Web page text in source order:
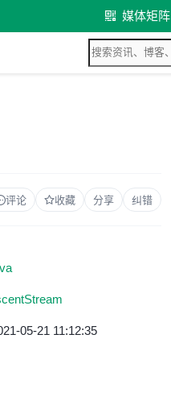
媒体矩阵
评论 收藏 分享 纠错
05-21 11:12:35